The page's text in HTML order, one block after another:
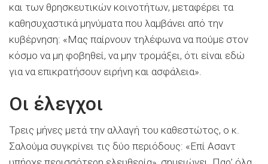
και των θρησκευτικών κοινοτήτων, μεταφέρει τα
καθησυχαστικά μηνύματα που λαμβάνει από την
κυβέρνηση: «Μας παίρνουν τηλέφωνα να πούμε στον
κόσμο να μη φοβηθεί, να μην τρομάξει, ότι είναι εδώ
για να επικρατήσουν ειρήνη και ασφάλεια».
Οι έλεγχοι
Τρεις μήνες μετά την αλλαγή του καθεστώτος, ο κ.
Σαλούμα συγκρίνει τις δύο περιόδους: «Επί Ασαντ